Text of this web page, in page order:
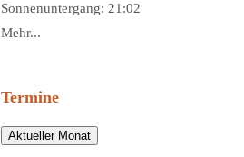
Sonnenuntergang: 21:02
Mehr...
Termine
Aktueller Monat